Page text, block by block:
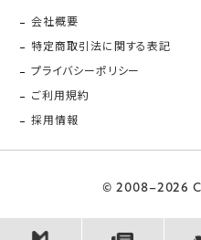
会社概要
特定商取引法に関する表記
プライバシーポリシー
ご利用規約
採用情報
© 2008–2026